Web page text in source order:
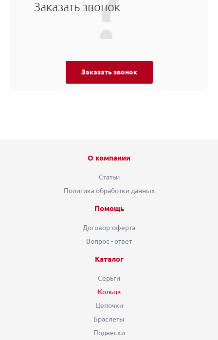
Заказать звонок
Заказать звонок
О компании
Статьи
Политика обработки данных
Помощь
Договор-оферта
Вопрос - ответ
Каталог
Серьги
Кольца
Цепочки
Браслеты
Подвески